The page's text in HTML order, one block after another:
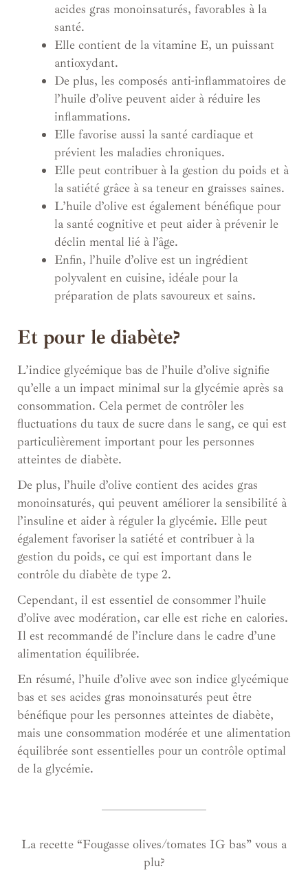
acides gras monoinsaturés, favorables à la
santé.
Elle contient de la vitamine E, un puissant
antioxydant.
De plus, les composés anti-inflammatoires de
l’huile d’olive peuvent aider à réduire les
inflammations.
Elle favorise aussi la santé cardiaque et
prévient les maladies chroniques.
Elle peut contribuer à la gestion du poids et à
la satiété grâce à sa teneur en graisses saines.
L’huile d’olive est également bénéfique pour
la santé cognitive et peut aider à prévenir le
déclin mental lié à l’âge.
Enfin, l’huile d’olive est un ingrédient
polyvalent en cuisine, idéale pour la
préparation de plats savoureux et sains.
Et pour le diabète?
L’indice glycémique bas de l’huile d’olive signifie
qu’elle a un impact minimal sur la glycémie après sa
consommation. Cela permet de contrôler les
fluctuations du taux de sucre dans le sang, ce qui est
particulièrement important pour les personnes
atteintes de diabète.
De plus, l’huile d’olive contient des acides gras
monoinsaturés, qui peuvent améliorer la sensibilité à
l’insuline et aider à réguler la glycémie. Elle peut
également favoriser la satiété et contribuer à la
gestion du poids, ce qui est important dans le
contrôle du diabète de type 2.
Cependant, il est essentiel de consommer l’huile
d’olive avec modération, car elle est riche en calories.
Il est recommandé de l’inclure dans le cadre d’une
alimentation équilibrée.
En résumé, l’huile d’olive avec son indice glycémique
bas et ses acides gras monoinsaturés peut être
bénéfique pour les personnes atteintes de diabète,
mais une consommation modérée et une alimentation
équilibrée sont essentielles pour un contrôle optimal
de la glycémie.
La recette “Fougasse olives/tomates IG bas” vous a
plu?